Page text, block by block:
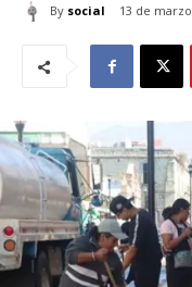
By social 13 de